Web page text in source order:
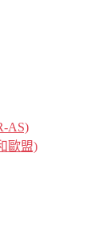
AS)
歐盟)